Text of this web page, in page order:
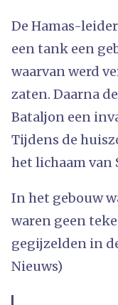
De Hamas-
een tank een
waarvan werd
zaten. Daarna
Bataljon een
Tijdens de
het lichaam van
In het gebouw
waren geen
gegijzelden in
Nieuws)